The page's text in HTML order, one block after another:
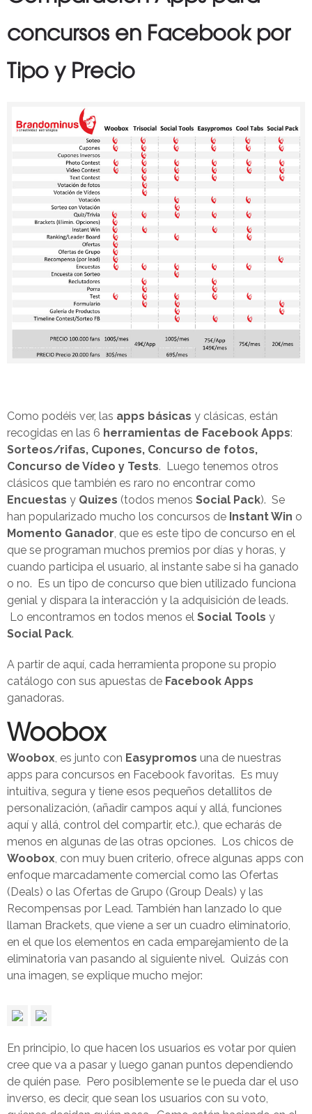
concursos en Facebook por
Tipo y Precio
Como podéis ver, las apps básicas y clásicas, están
recogidas en las 6 herramientas de Facebook Apps:
Sorteos/rifas, Cupones, Concurso de fotos,
Concurso de Vídeo y Tests. Luego tenemos otros
clásicos que también es raro no encontrar como
Encuestas y Quizes (todos menos Social Pack). Se
han popularizado mucho los concursos de Instant Win o
Momento Ganador , que es este tipo de concurso en el
que se programan muchos premios por días y horas, y
cuando participa el usuario, al instante sabe si ha ganado
o no. Es un tipo de concurso que bien utilizado funciona
genial y dispara la interacción y la adquisición de leads.
Lo encontramos en todos menos el Social Tools y
Social Pack.
A partir de aquí, cada herramienta propone su propio
catálogo con sus apuestas de Facebook Apps
ganadoras.
Woobox
Woobox , es junto con Easypromos una de nuestras
apps para concursos en Facebook favoritas. Es muy
intuitiva, segura y tiene esos pequeños detallitos de
personalización, (añadir campos aquí y allá, funciones
aquí y allá, control del compartir, etc.), que echarás de
menos en algunas de las otras opciones. Los chicos de
Woobox , con muy buen criterio, ofrece algunas apps con
enfoque marcadamente comercial como las Ofertas
(Deals) o las Ofertas de Grupo (Group Deals) y las
Recompensas por Lead. También han lanzado lo que
llaman Brackets, que viene a ser un cuadro eliminatorio,
en el que los elementos en cada emparejamiento de la
eliminatoria van pasando al siguiente nivel. Quizás con
una imagen, se explique mucho mejor:
En principio, lo que hacen los usuarios es votar por quien
cree que va a pasar y luego ganan puntos dependiendo
de quién pase. Pero posiblemente se le pueda dar el uso
inverso, es decir, que sean los usuarios con su voto,